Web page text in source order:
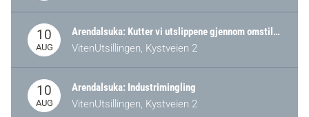
10
AUG
Arendalsuka: Kutter vi utslippene gjennom omstilling – eller tap av industri?
VitenUtsillingen, Kystveien 2
10
AUG
Arendalsuka: Industrimingling
VitenUtsillingen, Kystveien 2